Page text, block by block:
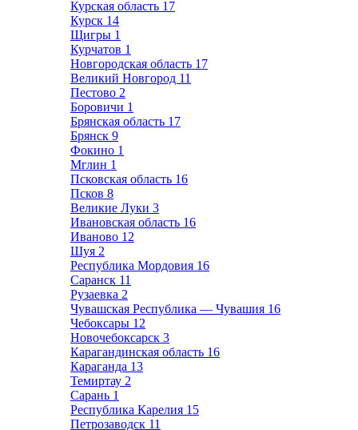
Курская область 17
Курск 14
Щигры 1
Курчатов 1
Новгородская область 17
Великий Новгород 11
Пестово 2
Боровичи 1
Брянская область 17
Брянск 9
Фокино 1
Мглин 1
Псковская область 16
Псков 8
Великие Луки 3
Ивановская область 16
Иваново 12
Шуя 2
Республика Мордовия 16
Саранск 11
Рузаевка 2
Чувашская Республика — Чувашия 16
Чебоксары 12
Новочебоксарск 3
Карагандинская область 16
Караганда 13
Темиртау 2
Сарань 1
Республика Карелия 15
Петрозаводск 11